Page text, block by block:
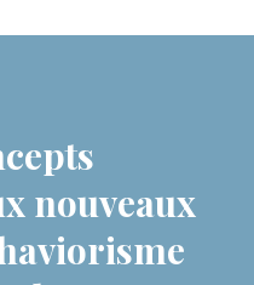
nouveaux